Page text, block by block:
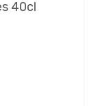
40cl